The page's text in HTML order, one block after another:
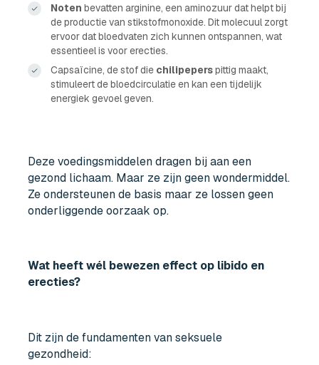
Noten bevatten arginine, een aminozuur dat helpt bij
de productie van stikstofmonoxide. Dit molecuul zorgt
ervoor dat bloedvaten zich kunnen ontspannen, wat
essentieel is voor erecties.
Capsaïcine, de stof die chilipeperspittig maakt,
stimuleert de bloedcirculatie en kan een tijdelijk
energiek gevoel geven.
Deze voedingsmiddelen dragen bij aan een
gezond lichaam. Maar ze zijn geen wondermiddel.
Ze ondersteunen de basis maar ze lossen geen
onderliggende oorzaak op.
Wat heeft wél bewezen effect op libido en
erecties?
Dit zijn de fundamenten van seksuele
gezondheid: